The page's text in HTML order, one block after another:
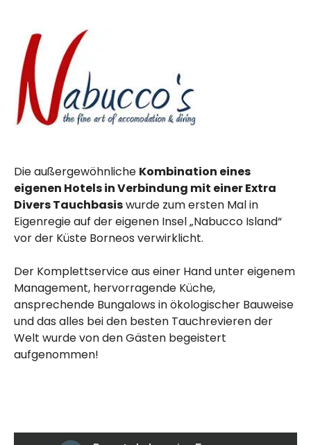
Die außergewöhnliche Kombination eines
eigenen Hotels in Verbindung mit einer Extra
Divers Tauchbasiswurde zum ersten Mal in
Eigenregie auf der eigenen Insel „Nabucco Island“
vor der Küste Borneos verwirklicht.
Der Komplettservice aus einer Hand unter eigenem
Management, hervorragende Küche,
ansprechende Bungalows in ökologischer Bauweise
und das alles bei den besten Tauchrevieren der
Welt wurde von den Gästen begeistert
aufgenommen!